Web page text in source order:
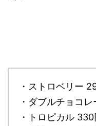
・ストロベリー
・ダブルチョコ
・トロピカル